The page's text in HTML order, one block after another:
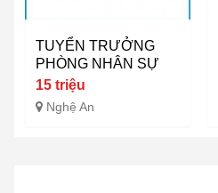
TUYỂN TRƯỞNG
PHÒNG NHÂN SỰ
15 triệu
Nghệ An